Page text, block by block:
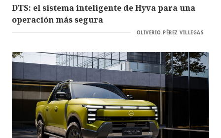
DTS: el sistema inteligente de Hyva para una
operación más segura
OLIVERIO PÉREZ VILLEGAS